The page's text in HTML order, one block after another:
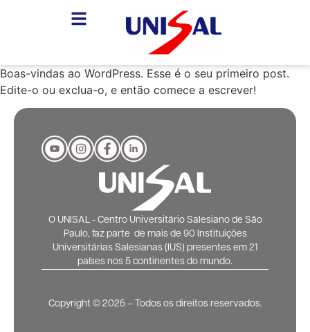
Boas-vindas ao WordPress. Esse é o seu primeiro post.
Edite-o ou exclua-o, e então comece a escrever!
O UNISAL - Centro Universitário Salesiano de São
Paulo, faz parte de mais de 90 Instituições
Universitárias Salesianas (IUS) presentes em 21
países nos 5 continentes do mundo.
Copyright ©️ 2025 – Todos os direitos reservados.